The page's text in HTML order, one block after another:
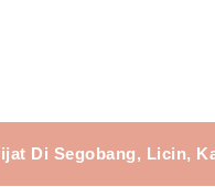
Di Segobang, Licin,